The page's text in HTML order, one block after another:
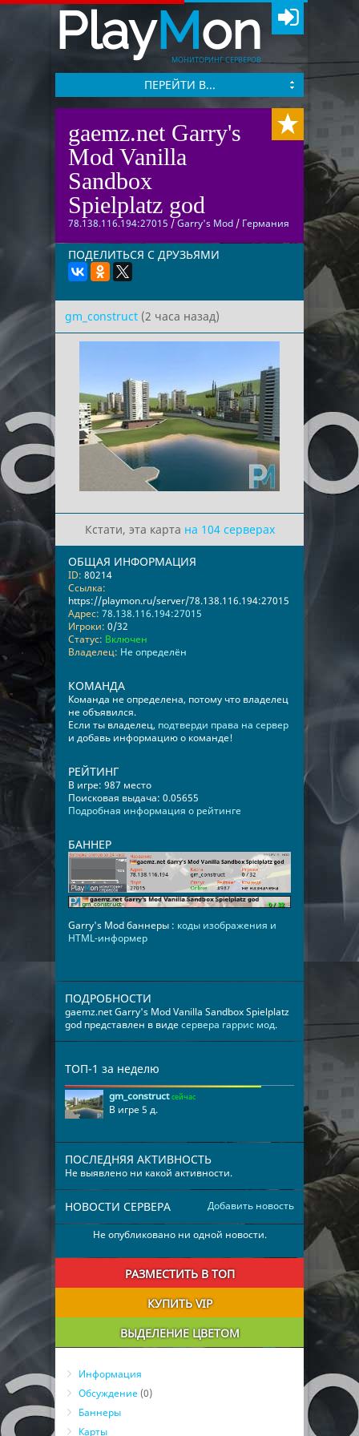
PlayMon
МОНИТОРИНГ СЕРВЕРОВ
ПЕРЕЙТИ В...
gaemz.net Garry's
Mod Vanilla
Sandbox
Spielplatz god
78.138.116.194:27015 /Garry's Mod / Германия
ПОДЕЛИТЬСЯ С ДРУЗЬЯМИ
gm_construct (2 часа назад)
Кстати, эта карта на 104 серверах
ОБЩАЯ ИНФОРМАЦИЯ
ID: 80214
Ссылка:
https://playmon.ru/server/78.138.116.194:27015
Адрес: 78.138.116.194:27015
Игроки: 0/32
Статус: Включен
Владелец: Не определён
КОМАНДА
Команда не определена, потому что владелец
не объявился.
Если ты владелец, подтверди права на сервер
и добавь информацию о команде!
РЕЙТИНГ
В игре: 987 место
Поисковая выдача: 0.05655
Подробная информация о рейтинге
БАННЕР
Garry's Mod баннеры : коды изображения и
HTML-информер
ПОДРОБНОСТИ
gaemz.net Garry's Mod Vanilla Sandbox Spielplatz
god представлен в видесервера гаррис мод.
ТОП-1 за неделю
gm_construct сейчас
В игре 5 д.
ПОСЛЕДНЯЯ АКТИВНОСТЬ
Не выявлено ни какой активности.
Добавить новость
НОВОСТИ СЕРВЕРА
Не опубликовано ни одной новости.
РАЗМЕСТИТЬ В ТОП
КУПИТЬ VIP
ВЫДЕЛЕНИЕ ЦВЕТОМ
Информация
Обсуждение (0)
Баннеры
Карты